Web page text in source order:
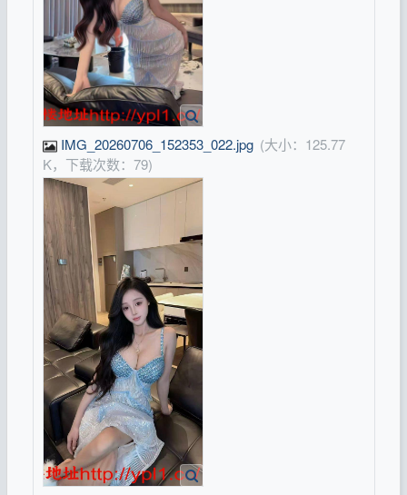
IMG_20260706_152353_022.jpg (大小：125.77
K，下载次数：79)